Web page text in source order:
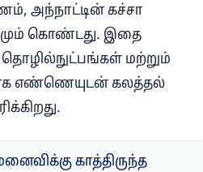
அந்நாட்டின் கச்சா
கொண்டது. இதை
தொழில்நுட்பங்கள் மற்றும்
எண்ணெயுடன் கலத்தல்
காத்திருந்த